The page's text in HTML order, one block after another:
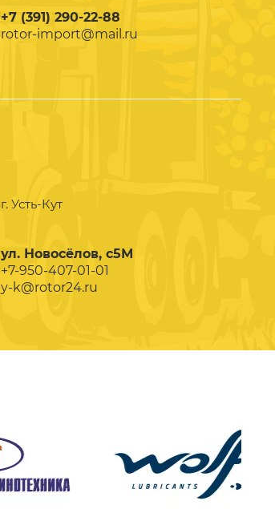
+7 (391) 290-22-88
rotor-import@mail.ru
г. Усть-Кут
ул. Новосёлов, с5М
+7-950-407-01-01
y-k@rotor24.ru